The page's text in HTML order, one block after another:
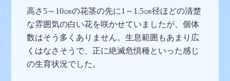
高さ5～10㎝の花茎の先に1～1.5㎝径ほどの清楚
な雰囲気の白い花を咲かせていましたが、個体
数はそう多くありません。生息範囲もあまり広
くはなさそうで、正に絶滅危惧種といった感じ
の生育状況でした。